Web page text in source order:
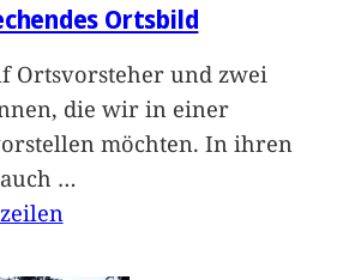
Ortsbild
Ortsvorsteher und zwei
die wir in einer
möchten. In ihren
…